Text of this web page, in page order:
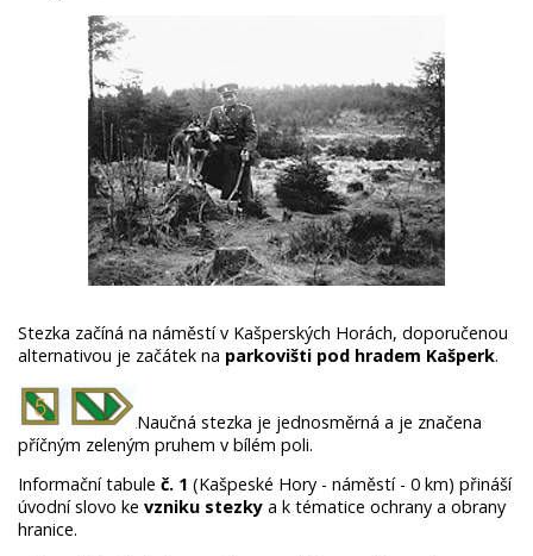
Stezka začíná na náměstí v Kašperských Horách, doporučenou
alternativou je začátek na parkovišti pod hradem Kašperk.
Naučná stezka je jednosměrná a je značena
příčným zeleným pruhem v bílém poli.
Informační tabule č. 1 (Kašpeské Hory - náměstí - 0 km) přináší
úvodní slovo ke vzniku stezky a k tématice ochrany a obrany
hranice.